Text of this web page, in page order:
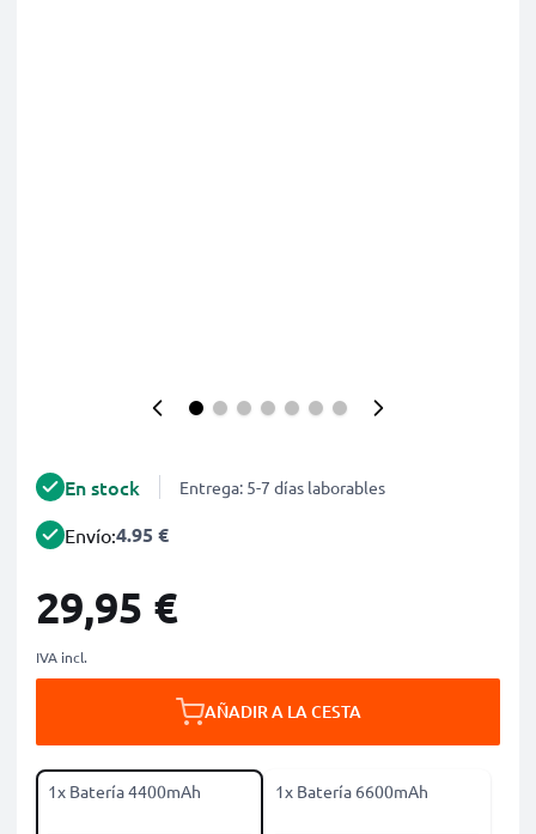
En stock Entrega: 5-7 días laborables
Envío:4.95 €
29,95 €
IVA incl.
AÑADIR A LA CESTA
1x Batería 4400mAh 1x Batería 6600mAh